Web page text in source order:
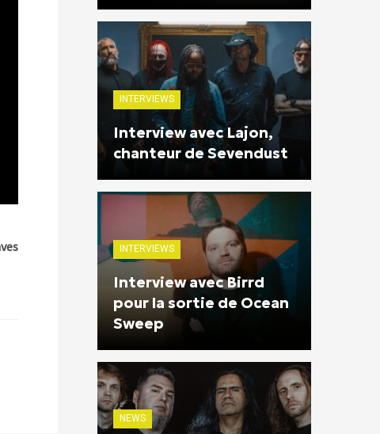
INTERVIEWS
Interview avec Lajon,
chanteur de Sevendust
INTERVIEWS
Interview avec Birrd
pour la sortie de Ocean
Sweep
NEWS